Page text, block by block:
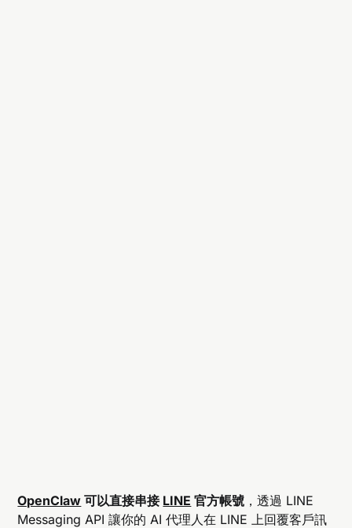
OpenClaw 可以直接串接 LINE 官方帳號 ，透過 LINE
Messaging API 讓你的 AI 代理人在 LINE 上回覆客戶訊